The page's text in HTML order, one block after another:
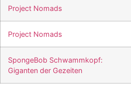
Project Nomads
Project Nomads
SpongeBob Schwammkopf:
Giganten der Gezeiten